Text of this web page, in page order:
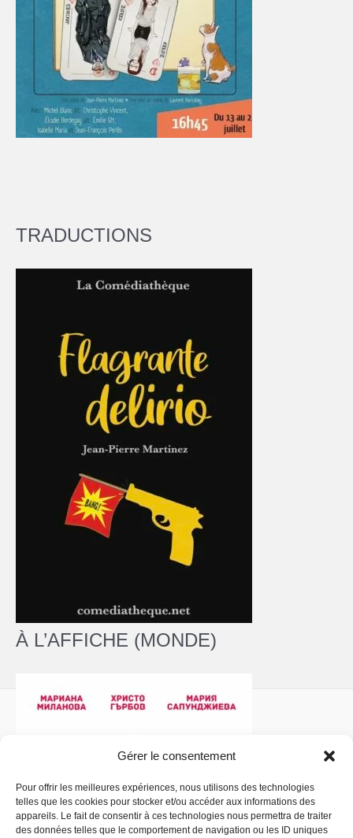
Gérer le consentement
Pour offrir les meilleures expériences, nous utilisons des technologies
telles que les cookies pour stocker et/ou accéder aux informations des
appareils. Le fait de consentir à ces technologies nous permettra de traiter
des données telles que le comportement de navigation ou les ID uniques
TRADUCTIONS
À L’AFFICHE (MONDE)
Politique de confidentialité - Copyright © 2026 La
Comédiathèque